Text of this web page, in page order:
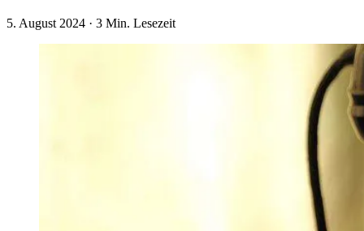
5. August 2024 · 3 Min. Lesezeit